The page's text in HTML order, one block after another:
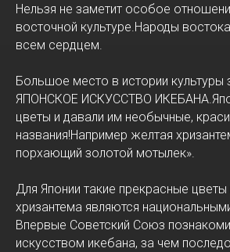
Нельзя не заметит особое
восточной культуре.Народы
всем сердцем.
Большое место в истории культуры
ЯПОНСКОЕ ИСКУССТВО
цветы и давали им необычные,
названия!Например желтая
порхающий золотой мотылек».
Для Японии такие прекрасные цветы
хризантема являются
Впервые Советский Союз
искусством икебана, за чем